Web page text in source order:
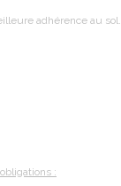
adhérence au sol.
: